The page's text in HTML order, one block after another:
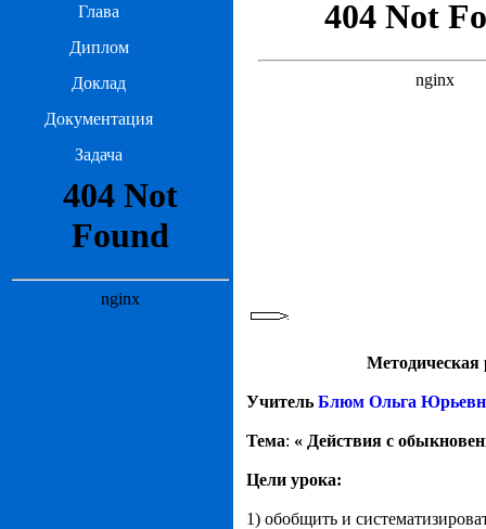
Глава
Диплом
Доклад
Документация
Задача
Методическая
Учитель Блюм Ольга
Тема: « Действия с
Цели урока:
1) обобщить и